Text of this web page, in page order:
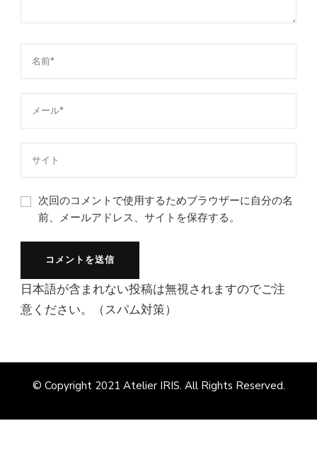
次回のコメントで使用するためブラウザーに自分の名
前、メールアドレス、サイトを保存する。
日本語が含まれない投稿は無視されますのでご注
意ください。（スパム対策）
© Copyright 2021 Atelier IRIS. All Rights Reserved.